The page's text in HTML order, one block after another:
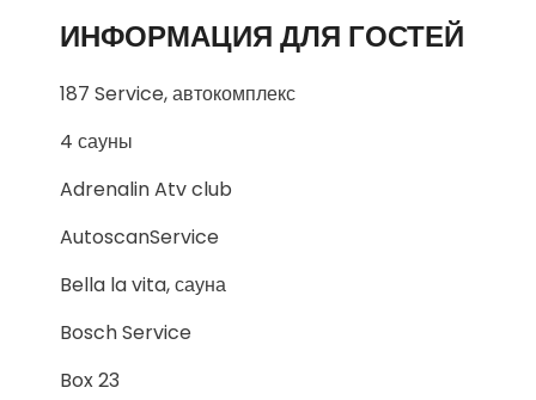
ИНФОРМАЦИЯ ДЛЯ ГОСТЕЙ
187 Service, автокомплекс
4 сауны
Adrenalin Atv club
AutoscanService
Bella la vita, сауна
Bosch Service
Box 23